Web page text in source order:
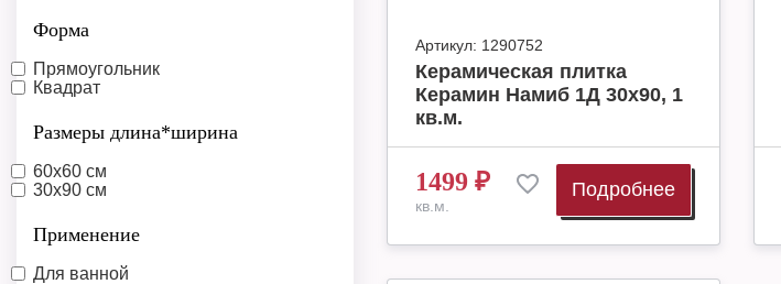
Форма
Прямоугольник
Квадрат
Размеры длина*ширина
60х60 см
30x90 см
Применение
Для ванной
Артикул: 1290752
Керамическая плитка
Керамин Намиб 1Д 30х90, 1
кв.м.
1499 ₽
кв.м.
Подробнее